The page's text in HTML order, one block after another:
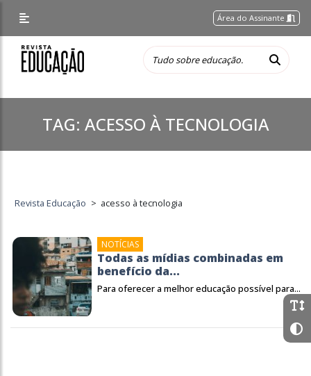
Área do Assinante
TAG: ACESSO À TECNOLOGIA
Revista Educação > acesso à tecnologia
NOTÍCIAS
Todas as mídias combinadas em
benefício da...
Para oferecer a melhor educação possível para...